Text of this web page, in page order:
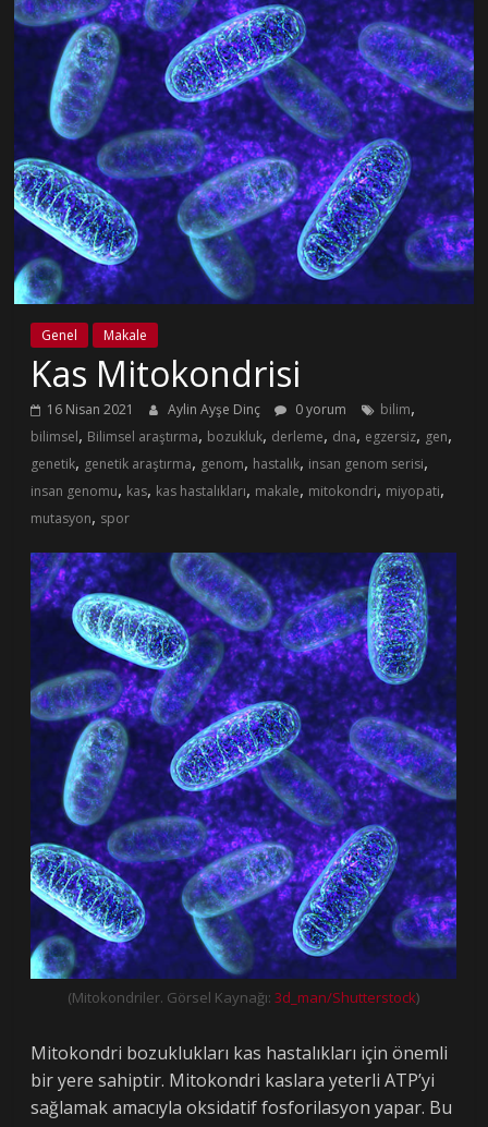
Genel Makale
Kas Mitokondrisi
16 Nisan 2021 Aylin Ayşe Dinç 0 yorum bilim,
bilimsel, Bilimsel araştırma, bozukluk, derleme, dna, egzersiz, gen,
genetik, genetik araştırma, genom, hastalık, insan genom serisi,
insan genomu, kas, kas hastalıkları, makale, mitokondri, miyopati,
mutasyon, spor
(Mitokondriler. Görsel Kaynağı:3d_man/Shutterstock)
Mitokondri bozuklukları kas hastalıkları için önemli
bir yere sahiptir. Mitokondri kaslara yeterli ATP’yi
sağlamak amacıyla oksidatif fosforilasyon yapar. Bu